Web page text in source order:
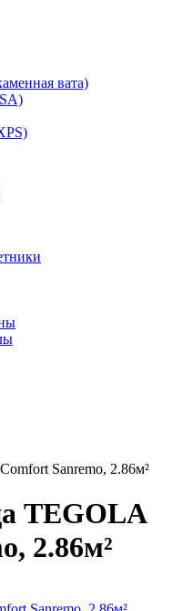
вата)
Sanremo, 2.86м²
TEGOLA
2.86м²